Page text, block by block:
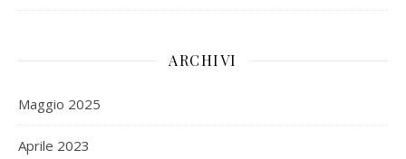
ARCHIVI
Maggio 2025
Aprile 2023